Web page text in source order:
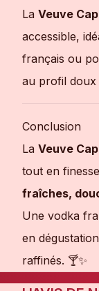
La Veuve
accessible,
français ou
au profil doux
Conclusion
La Veuve
tout en
fraîches,
Une vodka
en
raffinés. 🍸✨